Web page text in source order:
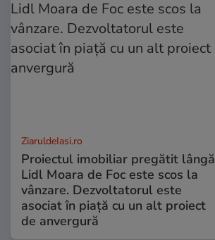
ZiaruldeIasi.ro
Proiectul imobiliar pregătit lângă
Lidl Moara de Foc este scos la
vânzare. Dezvoltatorul este
asociat în piață cu un alt proiect
de anvergură